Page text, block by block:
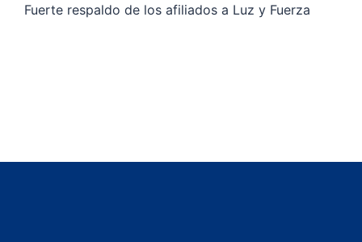
Fuerte respaldo de los afiliados a Luz y Fuerza